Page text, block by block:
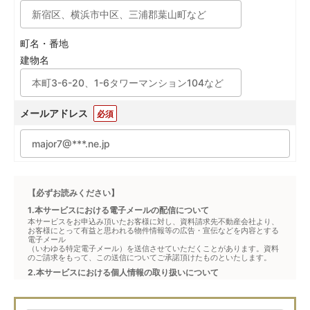
町名・番地
建物名
メールアドレス 必須
【必ずお読みください】
1.本サービスにおける電子メールの配信について
本サービスをお申込み頂いたお客様に対し、資料請求先不動産会社より、
お客様にとって有益と思われる物件情報等の広告・宣伝などを内容とする
電子メール
（いわゆる特定電子メール）を送信させていただくことがあります。資料
のご請求をもって、この送信についてご承諾頂けたものといたします。
2.本サービスにおける個人情報の取り扱いについて
本フォームからお客様が記入・登録された個人情報は、ダイレクトメール